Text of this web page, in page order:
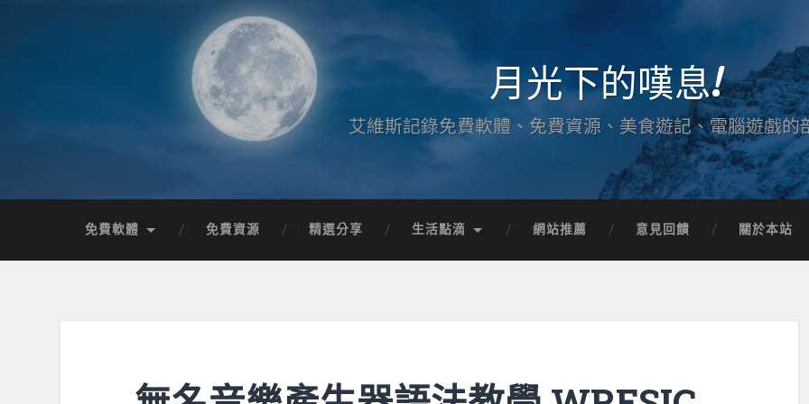
月光下的嘆息!
艾維斯記錄免費軟體、免費資源、美食遊記、電腦遊戲的
免費軟體 免費資源 精選分享 生活點滴 網站推薦 意見回饋 關於本站